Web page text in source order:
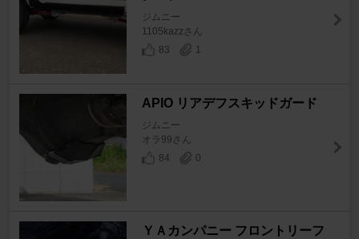
ジムニー
1105kazzさん
83
1
APIO リアデフスキッドガード
ジムニー
オラ99さん
84
0
ＹＡカンパニー フロントリーフ